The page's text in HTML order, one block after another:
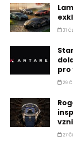
31
pro
29
27